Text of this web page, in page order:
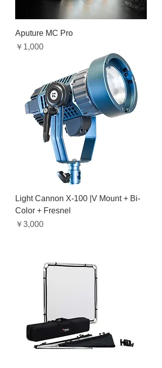
Aputure MC Pro
価格
￥1,000
Light Cannon X-100 |V Mount + Bi-
Color + Fresnel
価格
￥3,000